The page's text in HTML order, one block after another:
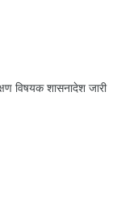
विषयक शासनादेश जारी